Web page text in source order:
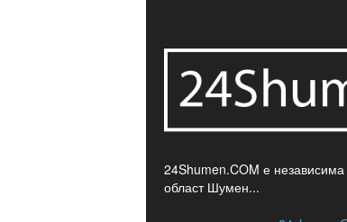
24Shumen.COM е
област Шумен...